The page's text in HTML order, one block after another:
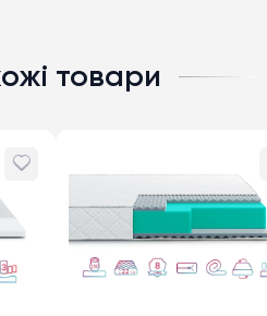
товари